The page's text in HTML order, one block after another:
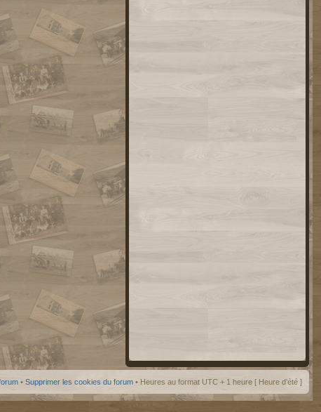
• Supprimer les cookies du forum • Heures au format UTC + 1 heure [ Heure d’été ]